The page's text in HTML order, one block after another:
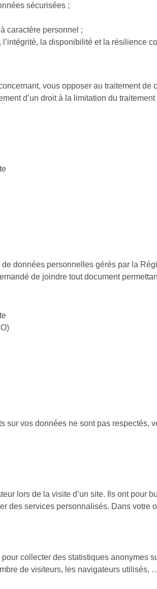
sécurisées ;
caractère personnel ;
la disponibilité et la résilience
vous opposer au traitement de
d’un droit à la limitation du
données personnelles gérés par la
de joindre tout document
sur vos données ne sont pas respectés,
lors de la visite d’un site. Ils ont pour
des services personnalisés. Dans votre
collecter des statistiques anonymes
de visiteurs, les navigateurs utilisés,